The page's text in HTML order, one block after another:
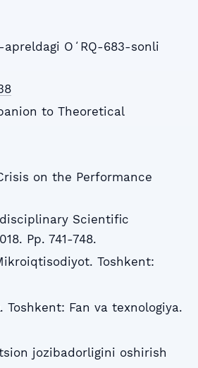
OʻRQ-683-sonli
to Theoretical
on the Performance
Scientific
Pp. 741-748.
Toshkent:
Toshkent: Fan va texnologiya.
jozibadorligini oshirish